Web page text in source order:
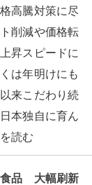
高騰対策に尽
削減や価格転
昇スピードに
は年明けにも
来こだわり続
本独自に育ん
読む
食品 大幅刷新